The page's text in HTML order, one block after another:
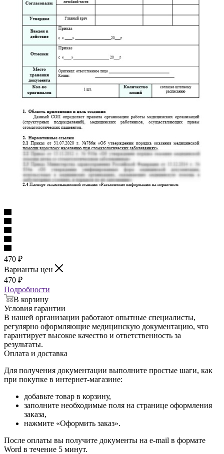
470 ₽
Варианты цен
470 ₽
Подробности
В корзину
Условия гарантии
В нашей организации работают опытные специалисты,
регулярно оформляющие медицинскую документацию, что
гарантирует высокое качество и ответственность за
результаты.
Оплата и доставка
Для получения документации выполните простые шаги, как
при покупке в интернет-магазине:
добавьте товар в корзину,
заполните необходимые поля на странице оформления
заказа,
нажмите «Оформить заказ».
После оплаты вы получите документы на e-mail в формате
Word в течение 5 минут.